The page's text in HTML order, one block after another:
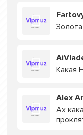
Какая
Alex
Ах